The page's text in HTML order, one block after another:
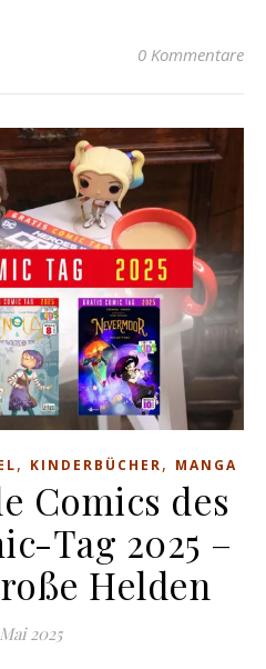
0 Kommentare
, KINDERBÜCHER, MANGA
Comics des
Tag 2025 –
Helden
2025